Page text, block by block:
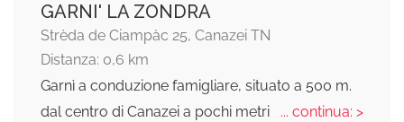
GARNI' LA ZONDRA
Strèda de Ciampàc 25, Canazei TN
Distanza: 0,6 km
Garnì a conduzione famigliare, situato a 500 m.
dal centro di Canazei a pochi metri
... continua: >